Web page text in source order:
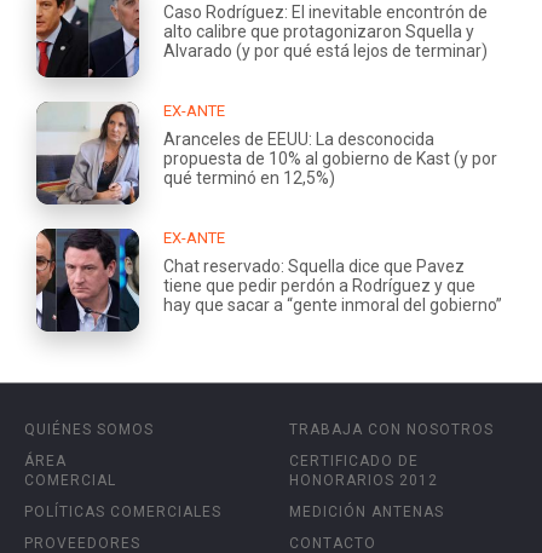
Caso Rodríguez: El inevitable encontrón de
alto calibre que protagonizaron Squella y
Alvarado (y por qué está lejos de terminar)
EX-ANTE
Aranceles de EEUU: La desconocida
propuesta de 10% al gobierno de Kast (y por
qué terminó en 12,5%)
EX-ANTE
Chat reservado: Squella dice que Pavez
tiene que pedir perdón a Rodríguez y que
hay que sacar a “gente inmoral del gobierno”
QUIÉNES SOMOS
ÁREA
COMERCIAL
POLÍTICAS COMERCIALES
PROVEEDORES
TRABAJA CON NOSOTROS
CERTIFICADO DE
HONORARIOS 2012
MEDICIÓN ANTENAS
CONTACTO